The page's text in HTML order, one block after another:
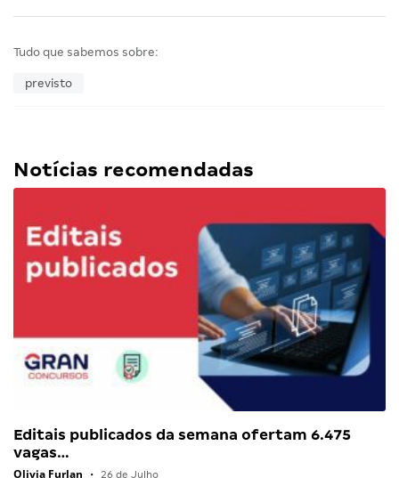
Tudo que sabemos sobre:
previsto
Notícias recomendadas
Editais publicados da semana ofertam 6.475
vagas…
Olivia Furlan • 26 de Julho